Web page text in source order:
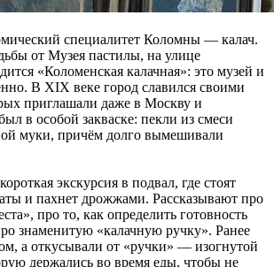
специалитет Коломны — калач.
от Музея пастилы, на улице
«Коломенская калачная»: это музей и
В XIX веке город славился своими
приглашали даже в Москву и
в особой закваске: пекли из смеси
муки, причём долго вымешивали
экскурсия в подвал, где стоят
и пахнет дрожжами. Рассказывают про
про то, как определить готовность
знаменитую «калачную ручку». Ранее
а откусывали от «ручки» — изогнутой
держались во время еды, чтобы не